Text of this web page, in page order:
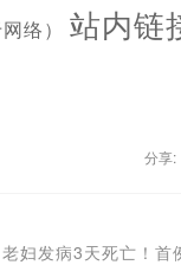
网络）站内链
分享:
老妇发病3天死亡！首